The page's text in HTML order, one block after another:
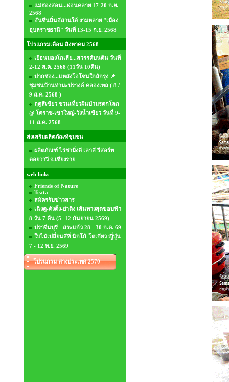
แม่ฮ่องสอน...ผ่อนคลาย 17-20 ก.ย.
2568
อันซีนถิ่นอีสานใต้ งามหลาย "เมือง
อุบลราชธานี" วันที่ 13-15 ก.ย. 2568
โปรแกรมเดือน สิงหาคม 2568
เยือนมองโกเลีย...สวรรค์บนดิน วันที่
2-12 ส.ค. 2568 (11วัน 10คืน)
ปากช่อง...แหล่งโอโซนใกล้กรุง 📌
ชุมชนบ้านท่ามะปรางค์-คลองเพล ( 8 /
9 ส.ค. 2568 )
ฤดูสีเขียว ชวนเที่ยวผืนป่ามรดกโลก
@ โคราช-เขาใหญ่-วังน้ำเขียว วันที่ 9-
11 ส.ค. 2568
ส่งเสริมผลิตภัณฑ์ชุมชน
ผลิตภัณฑ์ ไร่ชามิ่งดี เลาลี รีสอร์ท
ดอยวาวี จ.เชียงราย
web links
Friends of Nature
Teata
สมัครรับข่าวสาร
เฉิงตู-คังติ้ง-ย่าติง เส้นทางสุดขอบฟ้า
8 วัน 7 คืน (5 -12 กันยายน 2569)
ปราจีนบุรี - สระแก้ว 28 - 30 ก.ค. 69
ใบไม้เปลี่ยนสีที่ นิกโก้-โตเกียว ญี่ปุ่น
7 - 12 พ.ย. 2569
โปรแกรม ต่างประเทศ 2570